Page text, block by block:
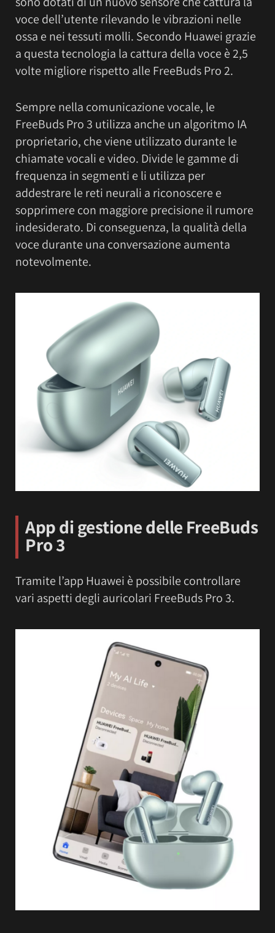
voce dell’utente rilevando le vibrazioni nelle
ossa e nei tessuti molli. Secondo Huawei grazie
a questa tecnologia la cattura della voce è 2,5
volte migliore rispetto alle FreeBuds Pro 2.
Sempre nella comunicazione vocale, le
FreeBuds Pro 3 utilizza anche un algoritmo IA
proprietario, che viene utilizzato durante le
chiamate vocali e video. Divide le gamme di
frequenza in segmenti e li utilizza per
addestrare le reti neurali a riconoscere e
sopprimere con maggiore precisione il rumore
indesiderato. Di conseguenza, la qualità della
voce durante una conversazione aumenta
notevolmente.
App di gestione delle FreeBuds
Pro 3
Tramite l’app Huawei è possibile controllare
vari aspetti degli auricolari FreeBuds Pro 3.